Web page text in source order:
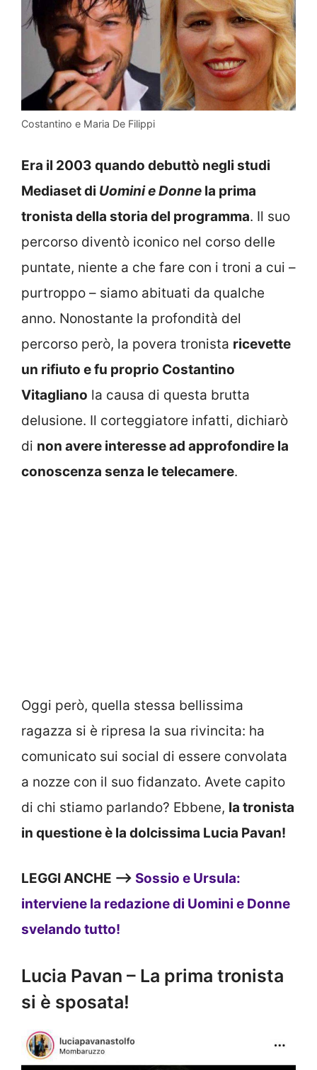
Costantino e Maria De Filippi
Era il 2003 quando debuttò negli studi
Mediaset di Uomini e Donne la prima
tronista della storia del programma. Il suo
percorso diventò iconico nel corso delle
puntate, niente a che fare con i troni a cui –
purtroppo – siamo abituati da qualche
anno. Nonostante la profondità del
percorso però, la povera tronista ricevette
un rifiuto e fu proprio Costantino
Vitagliano la causa di questa brutta
delusione. Il corteggiatore infatti, dichiarò
di non avere interesse ad approfondire la
conoscenza senza le telecamere.
Oggi però, quella stessa bellissima
ragazza si è ripresa la sua rivincita: ha
comunicato sui social di essere convolata
a nozze con il suo fidanzato. Avete capito
di chi stiamo parlando? Ebbene, la tronista
in questione è la dolcissima Lucia Pavan!
LEGGI ANCHE —> Sossio e Ursula:
interviene la redazione di Uomini e Donne
svelando tutto!
Lucia Pavan – La prima tronista
si è sposata!